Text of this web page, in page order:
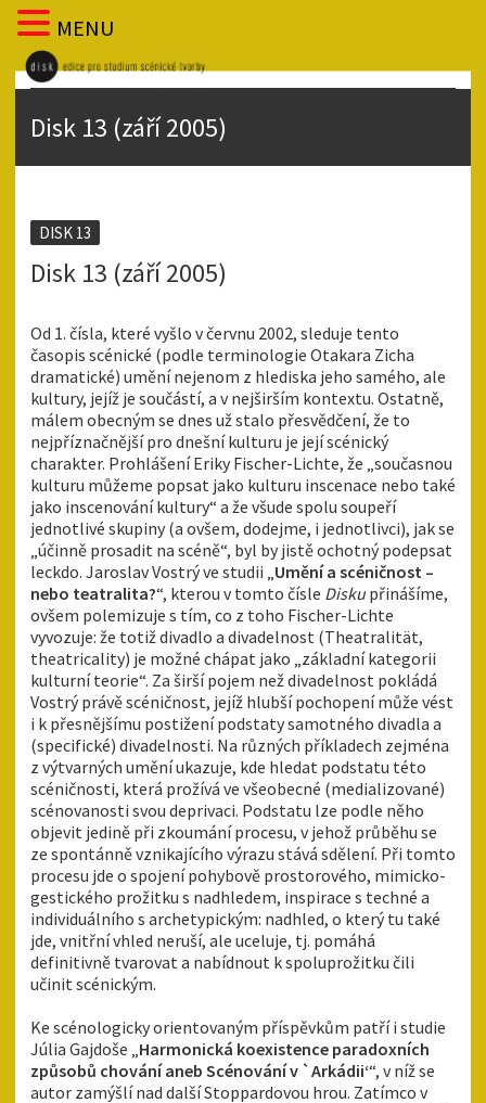
Disk 13 (září 2005)
DISK 13
Disk 13 (září 2005)
Od 1. čísla, které vyšlo v červnu 2002, sleduje tento
časopis scénické (podle terminologie Otakara Zicha
dramatické) umění nejenom z hlediska jeho samého, ale
kultury, jejíž je součástí, a v nejširším kontextu. Ostatně,
málem obecným se dnes už stalo přesvědčení, že to
nejpříznačnější pro dnešní kulturu je její scénický
charakter. Prohlášení Eriky Fischer-Lichte, že „současnou
kulturu můžeme popsat jako kulturu inscenace nebo také
jako inscenování kultury“ a že všude spolu soupeří
jednotlivé skupiny (a ovšem, dodejme, i jednotlivci), jak se
„účinně prosadit na scéně“, byl by jistě ochotný podepsat
leckdo. Jaroslav Vostrý ve studii „Umění a scéničnost –
nebo teatralita?“, kterou v tomto čísle Diskupřinášíme,
ovšem polemizuje s tím, co z toho Fischer-Lichte
vyvozuje: že totiž divadlo a divadelnost (Theatralität,
theatricality) je možné chápat jako „základní kategorii
kulturní teorie“. Za širší pojem než divadelnost pokládá
Vostrý právě scéničnost, jejíž hlubší pochopení může vést
i k přesnějšímu postižení podstaty samotného divadla a
(specifické) divadelnosti. Na různých příkladech zejména
z výtvarných umění ukazuje, kde hledat podstatu této
scéničnosti, která prožívá ve všeobecné (medializované)
scénovanosti svou deprivaci. Podstatu lze podle něho
objevit jedině při zkoumání procesu, v jehož průběhu se
ze spontánně vznikajícího výrazu stává sdělení. Při tomto
procesu jde o spojení pohybově prostorového, mimicko-
gestického prožitku s nadhledem, inspirace s techné a
individuálního s archetypickým: nadhled, o který tu také
jde, vnitřní vhled neruší, ale uceluje, tj. pomáhá
definitivně tvarovat a nabídnout k spoluprožitku čili
učinit scénickým.
Ke scénologicky orientovaným příspěvkům patří i studie
Júlia Gajdoše „Harmonická koexistence paradoxních
způsobů chování aneb Scénování v `Arkádii‘“, v níž se
autor zamýšlí nad další Stoppardovou hrou. Zatímco v
MENU